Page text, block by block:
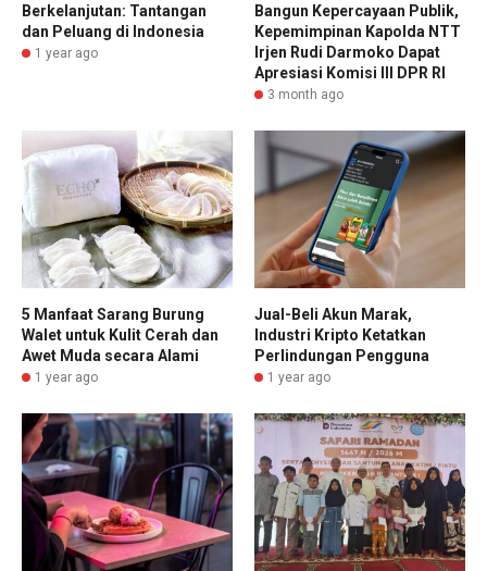
Berkelanjutan: Tantangan
dan Peluang di Indonesia
1 year ago
Bangun Kepercayaan Publik,
Kepemimpinan Kapolda NTT
Irjen Rudi Darmoko Dapat
Apresiasi Komisi III DPR RI
3 month ago
5 Manfaat Sarang Burung
Walet untuk Kulit Cerah dan
Awet Muda secara Alami
1 year ago
Jual-Beli Akun Marak,
Industri Kripto Ketatkan
Perlindungan Pengguna
1 year ago